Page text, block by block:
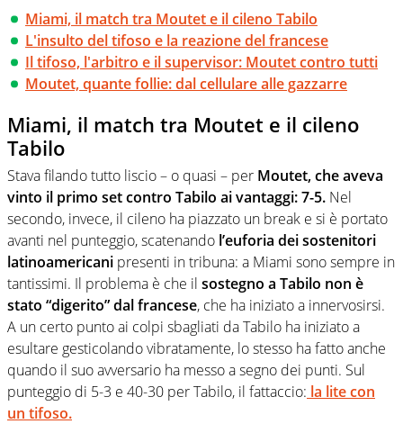
Miami, il match tra Moutet e il cileno Tabilo
L'insulto del tifoso e la reazione del francese
Il tifoso, l'arbitro e il supervisor: Moutet contro tutti
Moutet, quante follie: dal cellulare alle gazzarre
Miami, il match tra Moutet e il cileno
Tabilo
Stava filando tutto liscio – o quasi – per Moutet, che aveva
vinto il primo set contro Tabilo ai vantaggi: 7-5. Nel
secondo, invece, il cileno ha piazzato un break e si è portato
avanti nel punteggio, scatenando l’euforia dei sostenitori
latinoamericani presenti in tribuna: a Miami sono sempre in
tantissimi. Il problema è che il sostegno a Tabilo non è
stato “digerito” dal francese, che ha iniziato a innervosirsi.
A un certo punto ai colpi sbagliati da Tabilo ha iniziato a
esultare gesticolando vibratamente, lo stesso ha fatto anche
quando il suo avversario ha messo a segno dei punti. Sul
punteggio di 5-3 e 40-30 per Tabilo, il fattaccio: la lite con
un tifoso.